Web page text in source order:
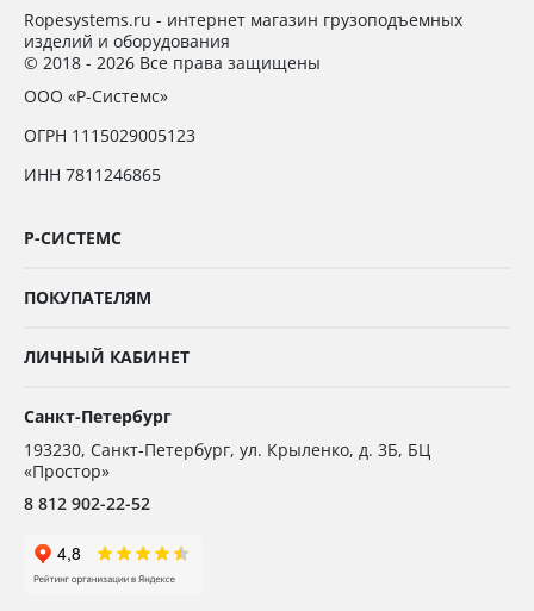
Ropesystems.ru - интернет магазин грузоподъемных
изделий и оборудования
© 2018 - 2026 Все права защищены
ООО «Р-Системс»
ОГРН 1115029005123
ИНН 7811246865
Р-СИСТЕМС
ПОКУПАТЕЛЯМ
ЛИЧНЫЙ КАБИНЕТ
Санкт-Петербург
193230, Санкт-Петербург, ул. Крыленко, д. 3Б, БЦ
«Простор»
8 812 902-22-52